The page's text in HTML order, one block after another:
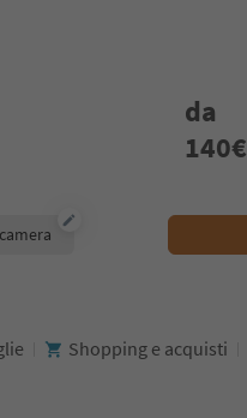
da
140€
camera
Shopping e acquisti